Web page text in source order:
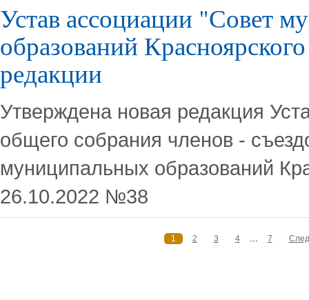
Устав ассоциации "Совет
образований
редакции
Утверждена новая редакция
общего собрания членов -
муниципальных образований
26.10.2022 №38
1 2 3 4 7